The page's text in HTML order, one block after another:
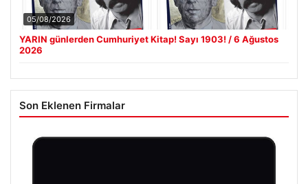
05/08/2026
YARIN günlerden Cumhuriyet Kitap! Sayı 1903! / 6 Ağustos
2026
Son Eklenen Firmalar